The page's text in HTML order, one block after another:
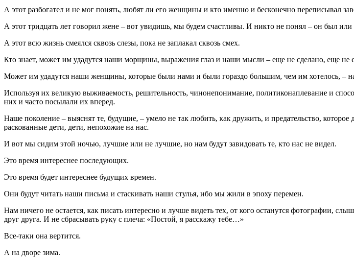
А этот разбогател и не мог понять, любят ли его женщины и кто именно и бесконечно переписывал
А этот тридцать лет говорил жене – вот увидишь, мы будем счастливы. И никто не понял – он был или
А этот всю жизнь смеялся сквозь слезы, пока не заплакал сквозь смех.
Кто знает, может им удадутся наши морщины, выражения глаз и наши мысли – еще не сделано, еще не
Может им удадутся наши женщины, которые были нами и были гораздо большим, чем им хотелось,
Используя их великую выживаемость, решительность, чинонепонимание, политиконаплевание и
них и часто посылали их вперед.
Наше поколение – выяснят те, будущие, – умело не так любить, как дружить, и предательство,
раскованные дети, дети, непохожие на нас.
И вот мы сидим этой ночью, лучшие или не лучшие, но нам будут завидовать те, кто нас не видел.
Это время интереснее последующих.
Это время будет интереснее будущих времен.
Они будут читать наши письма и стаскивать наши стулья, ибо мы жили в эпоху перемен.
Нам ничего не остается, как писать интересно и лучше видеть тех, от кого останутся фотографии,
друг друга. И не сбрасывать руку с плеча: «Постой, я расскажу тебе…»
Все-таки она вертится.
А на дворе зима.